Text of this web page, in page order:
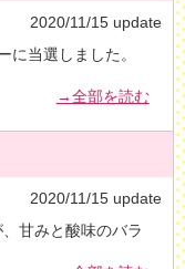
2020/11/15 update
に当選しました。
→全部を読む
2020/11/15 update
甘みと酸味のバラ